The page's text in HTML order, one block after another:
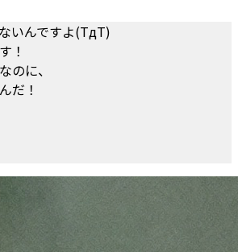
いんですよ(TдT)
！
のに、
だ！